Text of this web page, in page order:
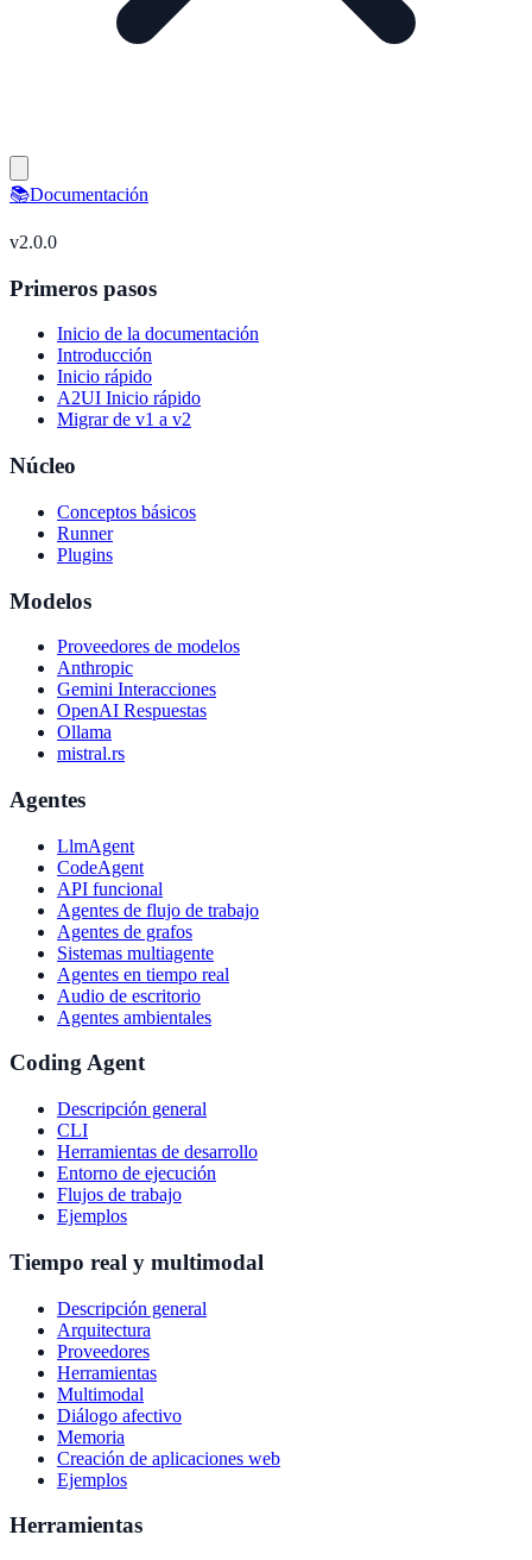
📚Documentación
v2.0.0
Primeros pasos
Inicio de la documentación
Introducción
Inicio rápido
A2UI Inicio rápido
Migrar de v1 a v2
Núcleo
Conceptos básicos
Runner
Plugins
Modelos
Proveedores de modelos
Anthropic
Gemini Interacciones
OpenAI Respuestas
Ollama
mistral.rs
Agentes
LlmAgent
CodeAgent
API funcional
Agentes de flujo de trabajo
Agentes de grafos
Sistemas multiagente
Agentes en tiempo real
Audio de escritorio
Agentes ambientales
Coding Agent
Descripción general
CLI
Herramientas de desarrollo
Entorno de ejecución
Flujos de trabajo
Ejemplos
Tiempo real y multimodal
Descripción general
Arquitectura
Proveedores
Herramientas
Multimodal
Diálogo afectivo
Memoria
Creación de aplicaciones web
Ejemplos
Herramientas